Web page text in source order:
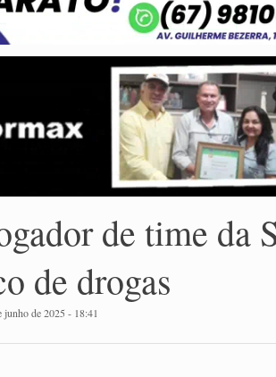
de time da
de drogas
junho de 2025 - 18:41